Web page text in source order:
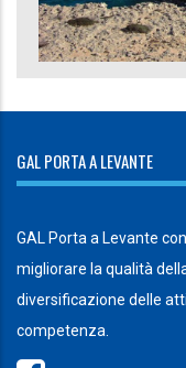
GAL PORTA A LEVANTE
GAL Porta a Levante
migliorare la qualità
diversificazione delle
competenza.